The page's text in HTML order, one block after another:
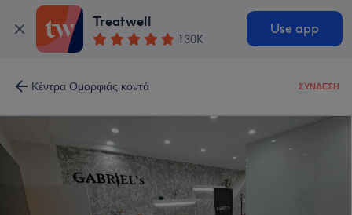
Treatwell
130K
Use app
Κέντρα Ομορφιάς κοντά ΣΎΝΔΕΣΗ